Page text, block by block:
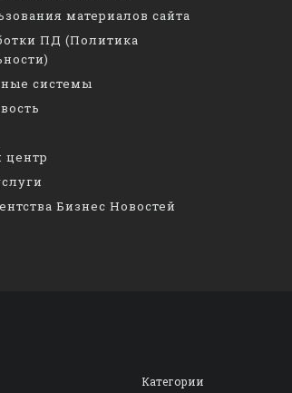
материалов сайта
ПД (Политика
системы
центр
Бизнес Новостей
Категории